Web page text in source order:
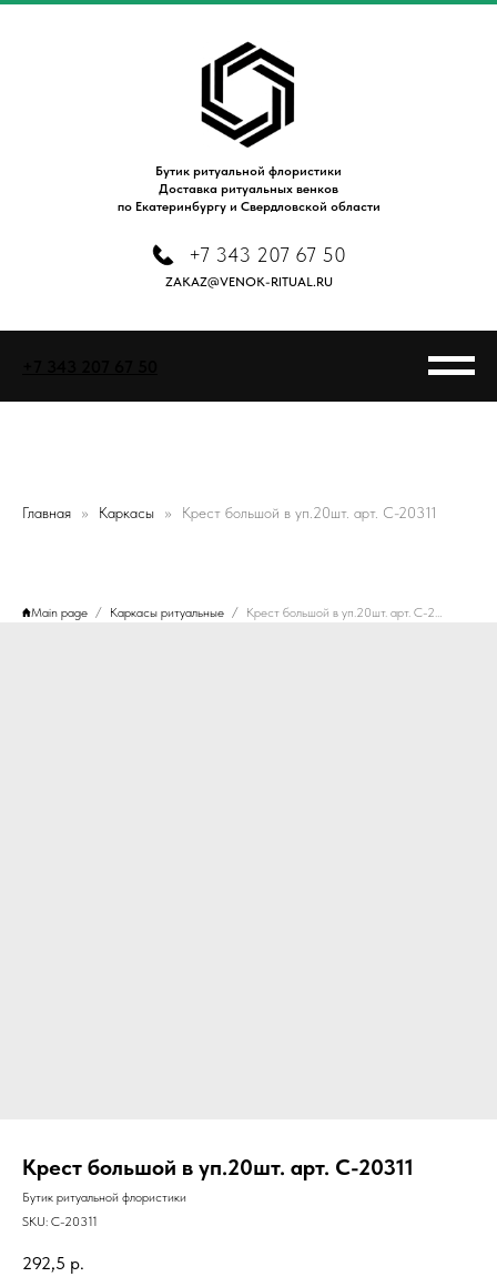
Бутик ритуальной флористики
Доставка ритуальных венков
по Екатеринбургу и Свердловской области
+7 343 207 67 50
ZAKAZ@VENOK-RITUAL.RU
Главная Каркасы Крест большой в уп.20шт. арт. C-20311
Main page Каркасы ритуальные Крест большой в уп.20шт. арт. C-20311
Крест большой в уп.20шт. арт. C-20311
Бутик ритуальной флористики
SKU: C-20311
292,5 р.